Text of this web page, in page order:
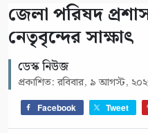
জেলা পরিষদ
নেতৃবৃন্দের সাক্ষাৎ
ডেস্ক নিউজ
প্রকাশিত: রবিবার, ৯ আগস্ট,
Facebook Tweet